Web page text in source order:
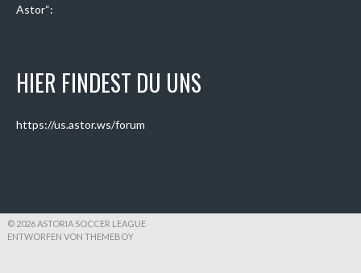
Astor“:
HIER FINDEST DU UNS
https://us.astor.ws/forum
© 2026 ASTORIA SOCCER LEAGUE
ENTWORFEN VON THEMEBOY